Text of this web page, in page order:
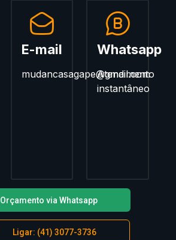
E-mail
mudancasagape@gmail.com
Whatsapp
Atendimento
instantâneo
Orçamento via Whatsapp
Ligar: (41) 3077-3736